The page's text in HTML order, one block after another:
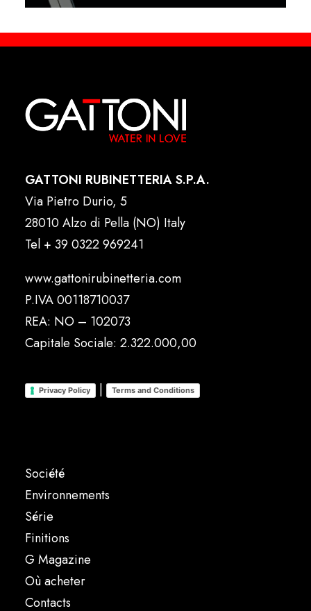
GATTONI RUBINETTERIA S.P.A.
Via Pietro Durio, 5
28010 Alzo di Pella (NO) Italy
Tel + 39 0322 969241
www.gattonirubinetteria.com
P.IVA 00118710037
REA: NO – 102073
Capitale Sociale: 2.322.000,00
Privacy Policy | Terms and Conditions
Société
Environnements
Série
Finitions
G Magazine
Où acheter
Contacts